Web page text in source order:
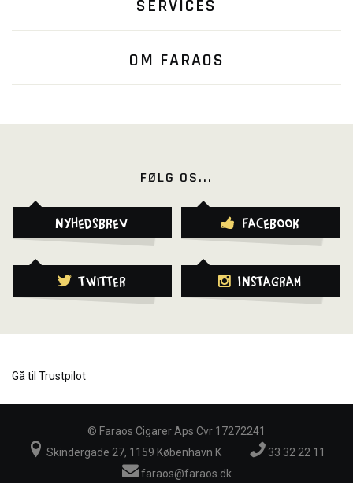
SERVICES
OM FARAOS
FØLG OS...
Nyhedsbrev Facebook
Twitter Instagram
Gå til Trustpilot
© Faraos Cigarer Aps Cvr 17272241
Skindergade 27, 1159 København K
33 32 22 11
faraos@faraos.dk